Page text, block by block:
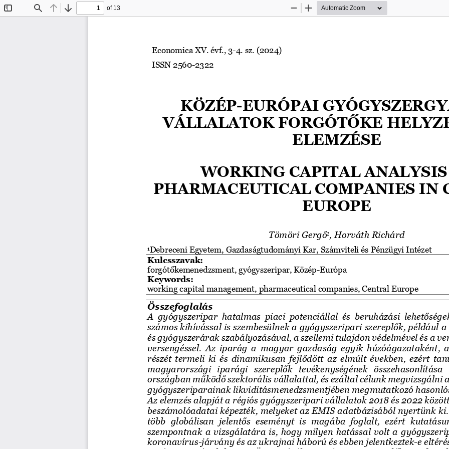
Find Previous
Next
of 13
Zoom
Zoom
Economica XV. évf., 3-4 . sz. (2024)
ISSN 2560-2322
KÖZÉP-EURÓPAI GYÓGYS
VÁLLALATOK FORGÓTŐKE
ELEMZÉSE
WORKING CAPITAL
PHARMACEUTICAL COMPANIES IN
EUROPE
Tömöri Gergő1 , Horváth Richárd
1Debreceni Egyetem, Gazdaságtudományi Kar, Számviteli és Pénzügyi Intézet
Kulcsszavak:
forgótőkemenedzsment, gyógyszeripar, Közép-Európa
Keywords:
working capital management, pharmaceutical companies, Central Europe
Összefoglalás
A gyógyszeripar hatalmas piaci potenciállal és beruházási
számos kihívással is szembesülnek a gyógyszeripari szereplők, például a
és gyógyszerárak szabályozásával, a szellemi tulajdon védelmével és a
versengéssel. Az iparág a  magyar  gazdaság egyik húzóágazataként,
részét termeli ki és dinamikusan fejlődött az elmúlt években ,  ezért
magyarországi  iparági  szereplők  tevékenységének  összehasonlítása
országban működő szektorális vállalattal, és ezáltal célunk megvizsgálni
gyógyszeriparainak likviditásmenedzsmentjében megmutatkozó
Az elemzés alapját a régiós gyógyszeripari vállalatok 2018 és 2022
beszámolóadatai képezték, melyeket az EMIS adatbázisából nyertünk
több globálisan  jelentős  eseményt  is  magába  foglalt,  ezért
szempontnak a vizsgálatára is, hogy milyen hatással volt a
koronavírus-járvány és az ukrajnai háború és ebben jelentkeztek-e